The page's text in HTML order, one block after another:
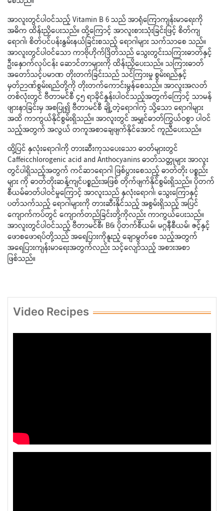
အာလူးတွင်ပါဝင်သည့် Vitamin B 6 သည် အာရုံကြောကျန်းမာရေးကို
အဓိက ထိန်းညှိပေးသည်။ ထို့ကြောင့် အာလူးစားသုံးခြင်းဖြင့် စိတ်ကျ
ရောဂါ၊ စိတ်ပင်ပန်းနွမ်းနယ်ခြင်းစသည့် ရောဂါများ သက်သာစေ သည်။
အာလူးတွင်ပါဝင်သော ကာဗိုဟိုက်ဒြိတ်သည် သွေးတွင်းသကြားဓာတ်နှင့်
ဦးနှောက်လုပ်ငန်း ဆောင်တာများကို ထိန်းညှိပေးသည်။ သကြားဓာတ်
အတော်သင့်ပမာဏ တိုးတက်ခြင်းသည် သင်ကြားမှု စွမ်းရည်နှင့်
မှတ်ဉာဏ်စွမ်းရည်တို့ကို တိုးတက်ကောင်းမွန်စေသည်။ အာလူးအလတ်
တစ်လုံးတွင် ဗီတာမင်စီ ၄၅ ရာခိုင်နှုန်းပါဝင်သည့်အတွက်ကြောင့် သာမန်
ဖျားနာခြင်းမှ အစပြု၍ ဗီတာမင်စီ ချို့တဲ့ရောဂါကဲ့ သို့သော ရောဂါများ
အထိ ကာကွယ်နိုင်စွမ်းရှိသည်။ အာလူးတွင် အမျှင်ဓာတ်ကြွယ်ဝစွာ ပါဝင်
သည့်အတွက် အလွယ် တကူအစာချေဖျက်နိုင်အောင် ကူညီပေးသည်။
ထို့ပြင် နှလုံးရောဂါကို တားဆီးကုသပေးသော ဓာတ်များတွင်
Caffeicchlorogenic acid and Anthocyanins ဓာတ်သတ္တုများ အာလူး
တွင်ပါရှိသည့်အတွက် ကင်ဆာရောဂါ ဖြစ်ပွားစေသည့် ဓာတ်တိုး ပစ္စည်း
များ ကို ဓာတ်တိုးဆန့်ကျင်ပစ္စည်းအဖြစ် တိုက်ဖျက်နိုင်စွမ်းရှိသည်။ ပိုတက်
စီယမ်ဓာတ်ပါဝင်မှုကြောင့် အာလူးသည် နှလုံးရောဂါ၊ သွေးကြောနှင့်
ပတ်သက်သည့် ရောဂါများကို တားဆီးနိုင်သည့် အစွမ်းရှိသည့် အပြင်
ကျောက်ကပ်တွင် ကျောက်တည်ခြင်းတို့ကိုလည်း ကာကွယ်ပေးသည်။
အာလူးတွင်ပါဝင်သည့် ဗီတာမင်စီ၊ B6၊ ပိုတက်စီယမ်၊ မဂ္ဂနီစီယမ်၊ ဇင့်နှင့်
ဖောစဖောရပ်တို့သည် အရေပြားကိုနူးညံ့ ချောမွတ်စေ သည့်အတွက်
အရေပြားကျန်းမာရေးအတွက်လည်း သင့်လျော်သည့် အစားအစာ
ဖြစ်သည်။
Video Recipes